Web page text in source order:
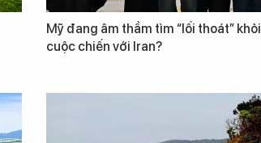
Mỹ đang âm thầm tìm “lối thoát” khỏi
cuộc chiến với Iran?